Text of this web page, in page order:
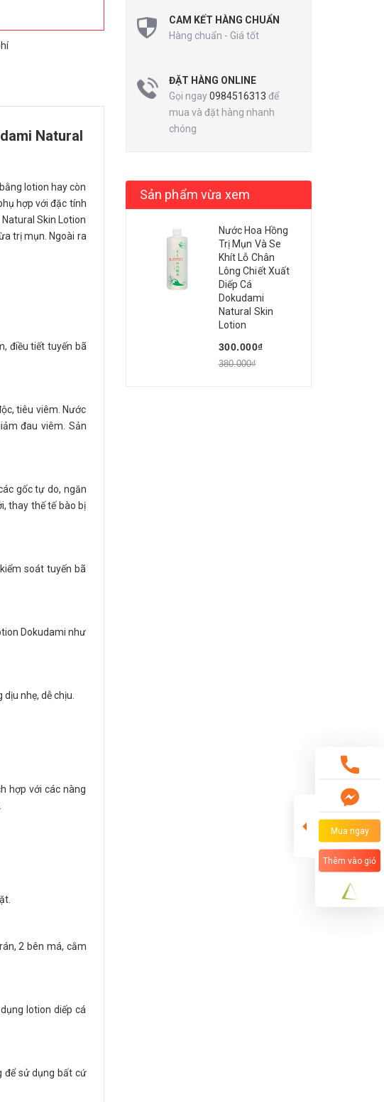
Natural
lotion hay còn
hợp với đặc tính
Skin Lotion
trị mụn. Ngoài ra
điều tiết tuyến bã
tiêu viêm. Nước
đau viêm. Sản
gốc tự do, ngăn
thay thế tế bào bị
soát tuyến bã
Dokudami như
nhẹ, dễ chịu.
hợp với các nàng
2 bên má, cằm
lotion diếp cá
để sử dụng bất cứ
CAM KẾT HÀNG CHUẨN
Hàng chuẩn - Giá tốt
ĐẶT HÀNG ONLINE
Gọi ngay0984516313 để
mua và đặt hàng nhanh
chóng
Sản phẩm vừa xem
Nước Hoa Hồng
Trị Mụn Và Se
Khít Lỗ Chân
Lông Chiết Xuất
Diếp Cá
Dokudami
Natural Skin
Lotion
300.000₫
380.000₫
Mua ngay
Thêm vào giỏ